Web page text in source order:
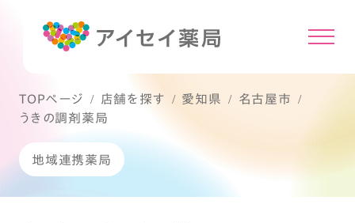
TOPページ 店舗を探す 愛知県
名古屋市
うきの調剤薬局
地域連携薬局